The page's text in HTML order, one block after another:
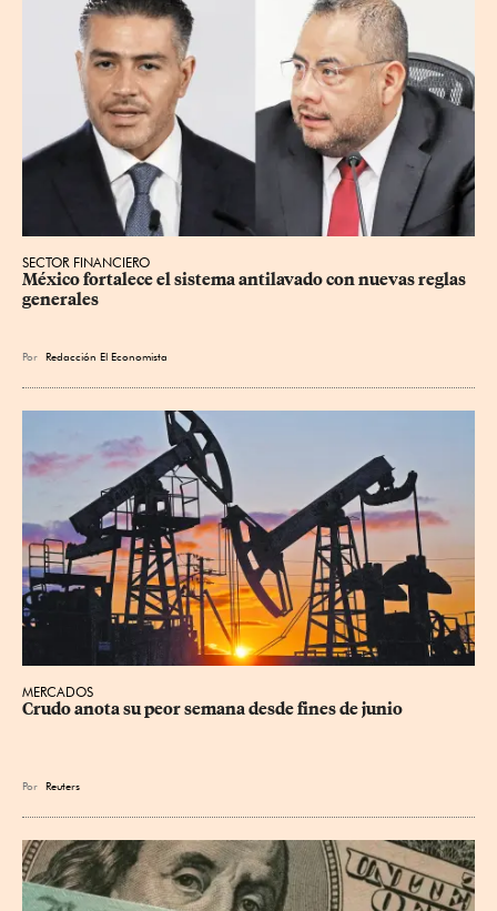
SECTOR FINANCIERO
México fortalece el sistema antilavado con nuevas reglas
generales
Por Redacción El Economista
MERCADOS
Crudo anota su peor semana desde fines de junio
Por Reuters